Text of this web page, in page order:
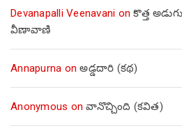
Devanapalli Veenavani onకొత్త
వీణావాణి
Annapurna onఅడ్డదారి (కథ)
Anonymous onవానొచ్చింది (కవిత)